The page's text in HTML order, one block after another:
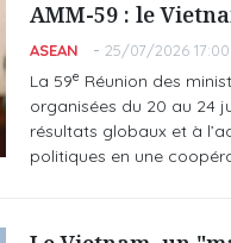
AMM-59 : le
ASEAN 25/07/2026 17:00
La 59e Réunion des
organisées du 20 au 24
résultats globaux et à
politiques en une